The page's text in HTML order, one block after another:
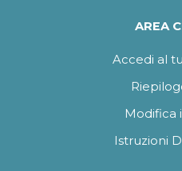
AREA
Accedi al
Modifica
Istruzioni